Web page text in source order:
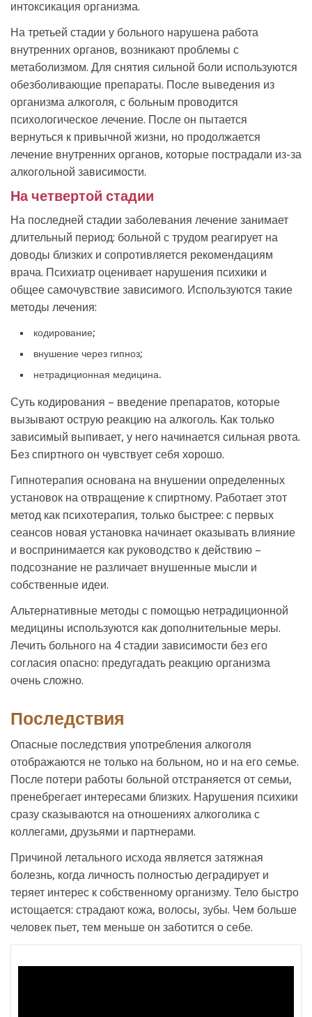
интоксикация организма.
На третьей стадии у больного нарушена работа
внутренних органов, возникают проблемы с
метаболизмом. Для снятия сильной боли используются
обезболивающие препараты. После выведения из
организма алкоголя, с больным проводится
психологическое лечение. После он пытается
вернуться к привычной жизни, но продолжается
лечение внутренних органов, которые пострадали из-за
алкогольной зависимости.
На четвертой стадии
На последней стадии заболевания лечение занимает
длительный период: больной с трудом реагирует на
доводы близких и сопротивляется рекомендациям
врача. Психиатр оценивает нарушения психики и
общее самочувствие зависимого. Используются такие
методы лечения:
кодирование;
внушение через гипноз;
нетрадиционная медицина.
Суть кодирования – введение препаратов, которые
вызывают острую реакцию на алкоголь. Как только
зависимый выпивает, у него начинается сильная рвота.
Без спиртного он чувствует себя хорошо.
Гипнотерапия основана на внушении определенных
установок на отвращение к спиртному. Работает этот
метод как психотерапия, только быстрее: с первых
сеансов новая установка начинает оказывать влияние
и воспринимается как руководство к действию –
подсознание не различает внушенные мысли и
собственные идеи.
Альтернативные методы с помощью нетрадиционной
медицины используются как дополнительные меры.
Лечить больного на 4 стадии зависимости без его
согласия опасно: предугадать реакцию организма
очень сложно.
Последствия
Опасные последствия употребления алкоголя
отображаются не только на больном, но и на его семье.
После потери работы больной отстраняется от семьи,
пренебрегает интересами близких. Нарушения психики
сразу сказываются на отношениях алкоголика с
коллегами, друзьями и партнерами.
Причиной летального исхода является затяжная
болезнь, когда личность полностью деградирует и
теряет интерес к собственному организму. Тело быстро
истощается: страдают кожа, волосы, зубы. Чем больше
человек пьет, тем меньше он заботится о себе.